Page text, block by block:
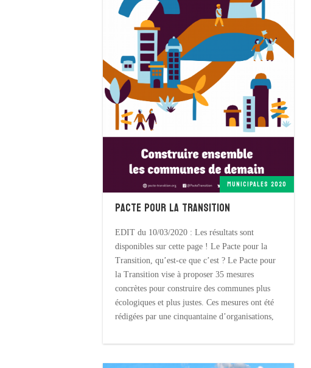
MUNICIPALES 2020
Pacte pour la Transition
EDIT du 10/03/2020 : Les résultats sont
disponibles sur cette page ! Le Pacte pour la
Transition, qu’est-ce que c’est ? Le Pacte pour
la Transition vise à proposer 35 mesures
concrètes pour construire des communes plus
écologiques et plus justes. Ces mesures ont été
rédigées par une cinquantaine d’organisations,